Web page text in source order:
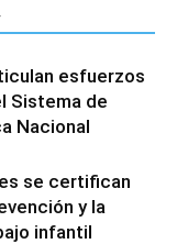
esfuerzos
Sistema de
Nacional
se certifican
y la
infantil